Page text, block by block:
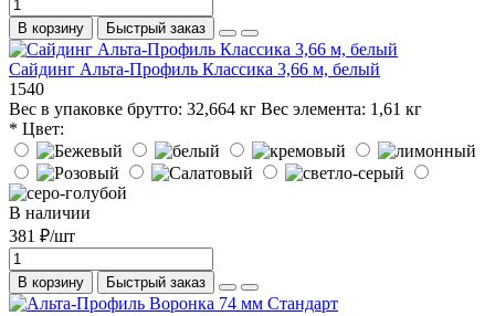
В корзину Быстрый заказ
Сайдинг Альта-Профиль Классика 3,66 м, белый
1540
Вес в упаковке брутто: 32,664 кг Вес элемента: 1,61 кг
* Цвет:
В наличии
381 ₽/шт
В корзину Быстрый заказ